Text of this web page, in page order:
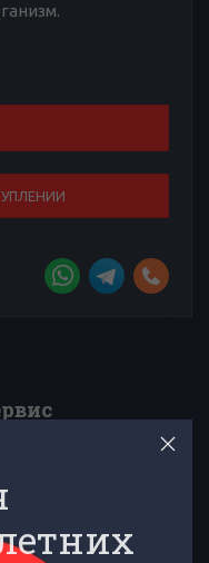
к товарам
товаров? Тебе